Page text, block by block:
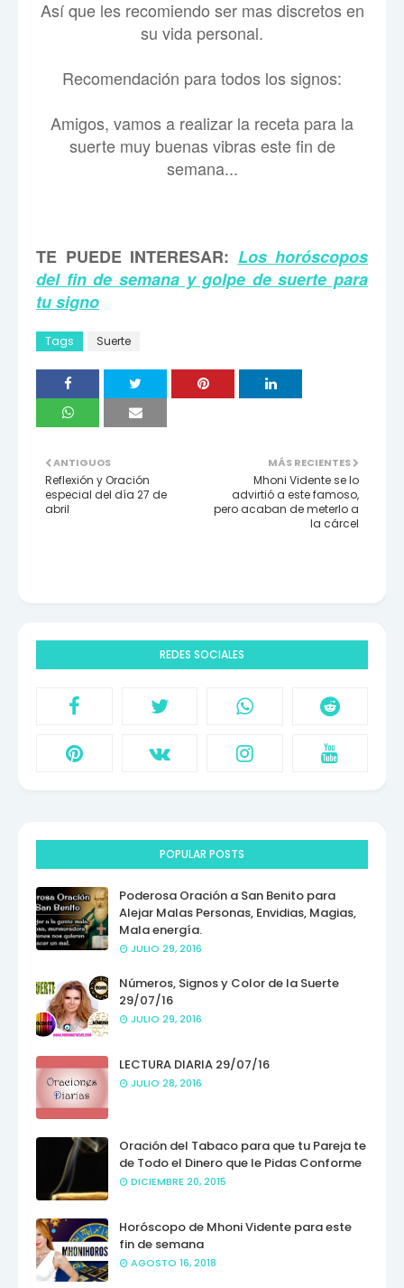
Así que les recomiendo ser mas discretos en
su vida personal.
Recomendación para todos los signos:
Amigos, vamos a realizar la receta para la
suerte muy buenas vibras este fin de
semana...
TE PUEDE INTERESAR: Los horóscopos
del fin de semana y golpe de suerte para
tu signo
Tags Suerte
MÁS RECIENTES
Mhoni Vidente se lo
advirtió a este famoso,
pero acaban de meterlo a
la cárcel
ANTIGUOS
Reflexión y Oración
especial del día 27 de
abril
REDES SOCIALES
POPULAR POSTS
Poderosa Oración a San Benito para
Alejar Malas Personas, Envidias, Magias,
Mala energía.
JULIO 29, 2016
Números, Signos y Color de la Suerte
29/07/16
JULIO 29, 2016
LECTURA DIARIA 29/07/16
JULIO 28, 2016
Oración del Tabaco para que tu Pareja te
de Todo el Dinero que le Pidas Conforme
DICIEMBRE 20, 2015
Horóscopo de Mhoni Vidente para este
fin de semana
AGOSTO 16, 2018